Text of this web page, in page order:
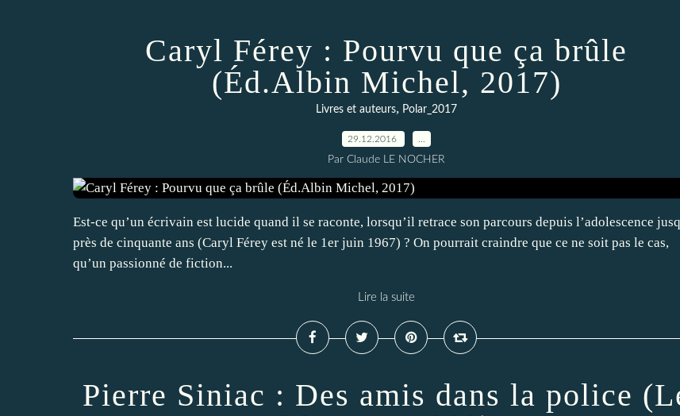
Caryl Férey : Pourvu que ça brûle
(Éd.Albin Michel, 2017)
Livres et auteurs, Polar_2017
29.12.2016
Par Claude LE NOCHER
Est-ce qu’un écrivain est lucide quand il se raconte, lorsqu’il retrace son parcours depuis l’adolescence
près de cinquante ans (Caryl Férey est né le 1er juin 1967) ? On pourrait craindre que ce ne soit pas le cas,
qu’un passionné de fiction...
Lire la suite
Pierre Siniac : Des amis dans la police